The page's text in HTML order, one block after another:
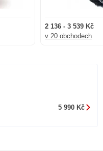
2 136 - 3 539 Kč
v 20 obchodech
5 990 Kč